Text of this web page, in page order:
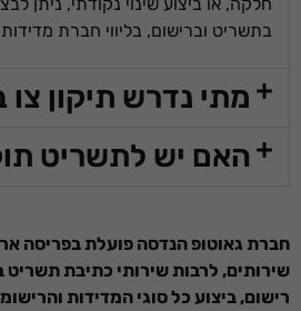
בתשריט וברישום, בליווי חברת
מתי נדרש תיקון
האם יש לתשריט
חברת גאוטופ הנדסה פועלת בפריסה
שירותים, לרבות שירותי כתיבת
רישום, ביצוע כל סוגי המדידות